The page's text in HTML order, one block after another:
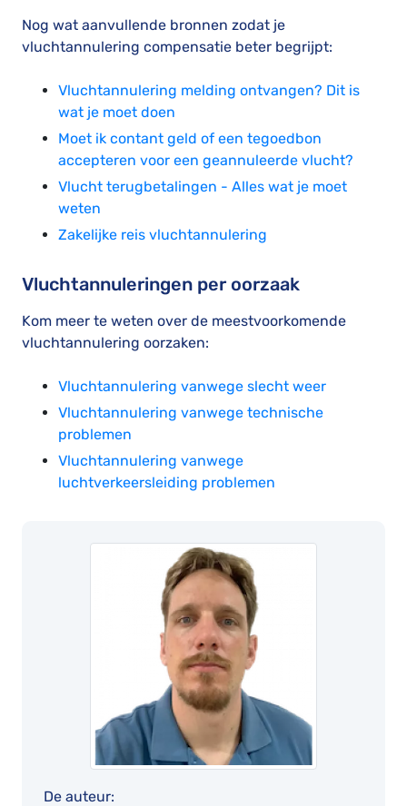
Nog wat aanvullende bronnen zodat je
vluchtannulering compensatie beter begrijpt:
Vluchtannulering melding ontvangen? Dit is
wat je moet doen
Moet ik contant geld of een tegoedbon
accepteren voor een geannuleerde vlucht?
Vlucht terugbetalingen - Alles wat je moet
weten
Zakelijke reis vluchtannulering
Vluchtannuleringen per oorzaak
Kom meer te weten over de meestvoorkomende
vluchtannulering oorzaken:
Vluchtannulering vanwege slecht weer
Vluchtannulering vanwege technische
problemen
Vluchtannulering vanwege
luchtverkeersleiding problemen
De auteur: